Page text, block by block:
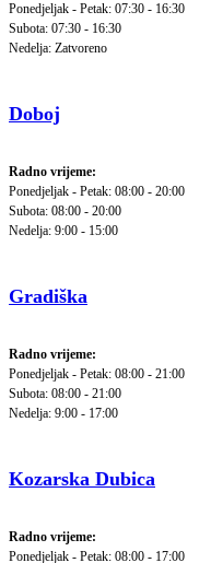
Ponedjeljak - Petak: 07:30 - 16:30
Subota: 07:30 - 16:30
Nedelja: Zatvoreno
Doboj
Radno vrijeme:
Ponedjeljak - Petak: 08:00 - 20:00
Subota: 08:00 - 20:00
Nedelja: 9:00 - 15:00
Gradiška
Radno vrijeme:
Ponedjeljak - Petak: 08:00 - 21:00
Subota: 08:00 - 21:00
Nedelja: 9:00 - 17:00
Kozarska Dubica
Radno vrijeme:
Ponedjeljak - Petak: 08:00 - 17:00